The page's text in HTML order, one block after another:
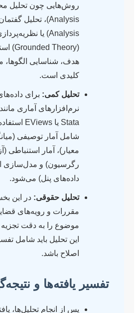
روش‌هایی چون تحلیل محتوا (Content
Analysis)، تحلیل گفتمان (Discourse
Analysis) یا نظریه‌پردازی داده‌بنیاد
(Grounded Theory) استفاده می‌شود.
هدف، شناسایی الگوها، مضامین و مفاهیم
برای داده‌های کمی، از
نرم‌افزارهای آماری مانند SPSS، R،
Stata یا EViews استفاده کنید. روش‌ها
شامل آمار توصیفی (میانگین، انحراف
معیار)، آمار استنباطی (آزمون t، ANOVA،
رگرسیون) و مدل‌سازی اقتصادی (مثلاً با
داده‌های پنل) می‌شود.
در این بخش، قوانین،
مقررات و رویه‌های قضایی مرتبط با
موضوع را به دقت تجزیه و تحلیل می‌کنید.
این تحلیل باید شامل تفسیر، نقد و پیشنهاد
و نتیجه‌گیری اولیه:
پس از انجام تحلیل‌ها، یافته‌های خود را به